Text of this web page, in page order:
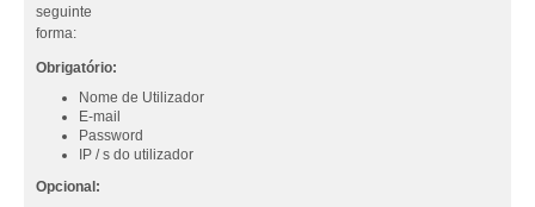
seguinte
forma:
Obrigatório:
Nome de Utilizador
E-mail
Password
IP / s do utilizador
Opcional: